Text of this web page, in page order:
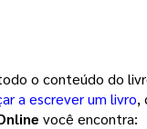
o conteúdo do
a escrever um livro,
você encontra: